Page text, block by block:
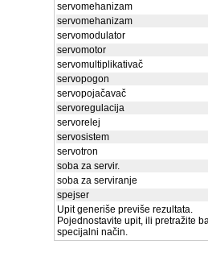
servomehanizam
servomehanizam
servomodulator
servomotor
servomultiplikativač
servopogon
servopojačavač
servoregulacija
servorelej
servosistem
servotron
soba za servir.
soba za serviranje
spejser
Upit generiše previše rezultata.
Pojednostavite upit, ili pretražite
specijalni način.